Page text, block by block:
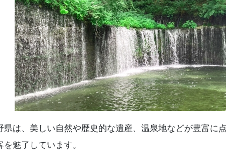
2.16美ヶ原高原
2.17上田城
2.18姨捨の棚田
2.19阿智村(昼神温泉・日本一の星空)
2.20蓼科高原
2.21車山高原
2.22白樺湖
2.23大王わさび農場
2.24別所温泉
2.25
奈良井宿
長野の観光スポットで楽しめる 人気アクティビティ
3.11. ハイキングと登山
県は、美しい自然や歴史的な遺産、温泉地などが豊富に
を魅了しています。